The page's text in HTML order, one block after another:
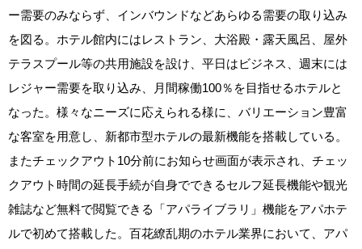
ー需要のみならず、インバウンドなどあらゆる需要の取り込み
を図る。ホテル館内にはレストラン、大浴殿・露天風呂、屋外
テラスプール等の共用施設を設け、平日はビジネス、週末には
レジャー需要を取り込み、月間稼働100％を目指せるホテルと
なった。様々なニーズに応えられる様に、バリエーション豊富
な客室を用意し、新都市型ホテルの最新機能を搭載している。
またチェックアウト10分前にお知らせ画面が表示され、チェッ
クアウト時間の延長手続が自身でできるセルフ延長機能や観光
雑誌など無料で閲覧できる「アパライブラリ」機能をアパホテ
ルで初めて搭載した。百花繚乱期のホテル業界において、アパ